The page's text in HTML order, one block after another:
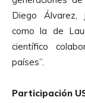
Diego Álvarez,
como la de
científico
países”.
Participación